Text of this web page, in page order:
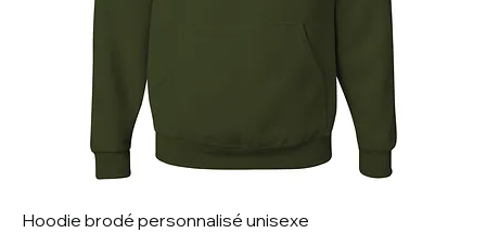
Hoodie brodé personnalisé unisexe